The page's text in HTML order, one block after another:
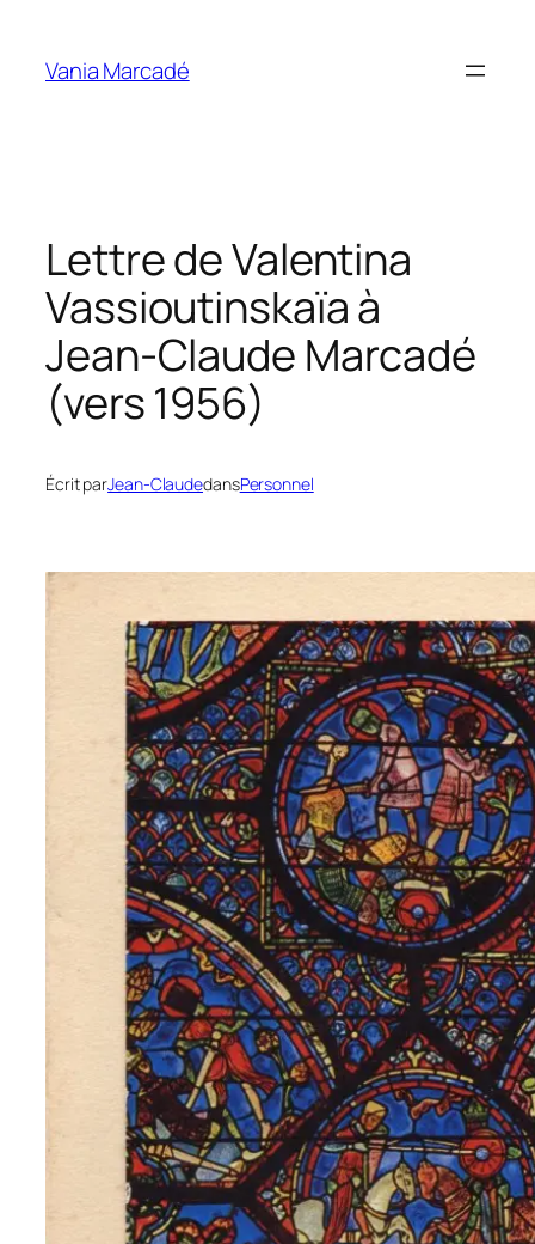
contenu
Vania Marcadé
Lettre de Valentina
Vassioutinskaïa à
Jean-Claude Marcadé
(vers 1956)
Écrit parJean-ClaudedansPersonnel